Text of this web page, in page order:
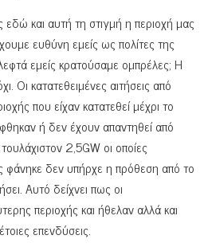
και αυτή τη στιγμή η περιοχή μας
ευθύνη εμείς ως πολίτες της
εμείς κρατούσαμε ομπρέλες; Η
Οι κατατεθειμένες αιτήσεις από
που είχαν κατατεθεί μέχρι το
ή δεν έχουν απαντηθεί από
2,5GW οι οποίες
φάνηκε δεν υπήρχε η πρόθεση από το
Αυτό δείχνει πως οι
περιοχής και ήθελαν αλλά και
επενδύσεις.